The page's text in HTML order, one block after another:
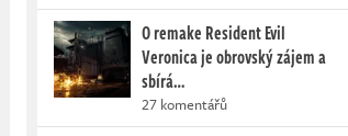
O remake Resident Evil
Veronica je obrovský zájem a
sbírá…
27 komentářů